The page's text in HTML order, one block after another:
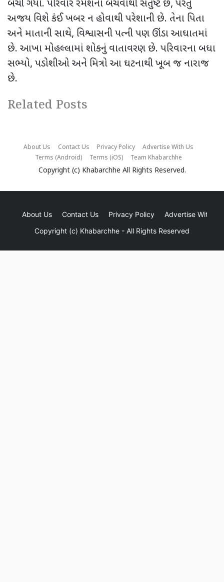
બચી ગયો. પરિવાર રમેશના બચવાથી સંતુષ્ટ છે, પરંતુ
અજય વિશે કંઈ ખબર ન હોવાથી પરેશાની છે. તેના પિતા
અને માતાની સાથે, વિશ્વાસની પત્ની પણ ઊંડા આઘાતમાં
છે. આખા મોહલ્લામાં શોકનું વાતાવરણ છે. પરિવારના બધા
સભ્યો, પડોશીઓ અને મિત્રો આ ઘટનાથી ખૂબ જ નારાજ
છે.
Related Posts
About Us Contact Us Privacy Policy
Advertise With Us
Terms (Android)
Terms (iOS) Team Khabarchhe
Copyright (c) Khabarchhe All Rights Reserved.
About Us Contact Us Privacy Policy
Advertise With Us
Copyright (c) Khabarchhe - All Rights Reserved